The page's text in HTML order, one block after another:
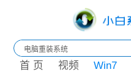
首 页 视频 Win7